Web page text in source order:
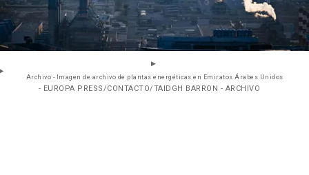
Archivo - Imagen de archivo de plantas energéticas en Emiratos Árabes Unidos
- EUROPA PRESS/CONTACTO/TAIDGH BARRON - ARCHIVO